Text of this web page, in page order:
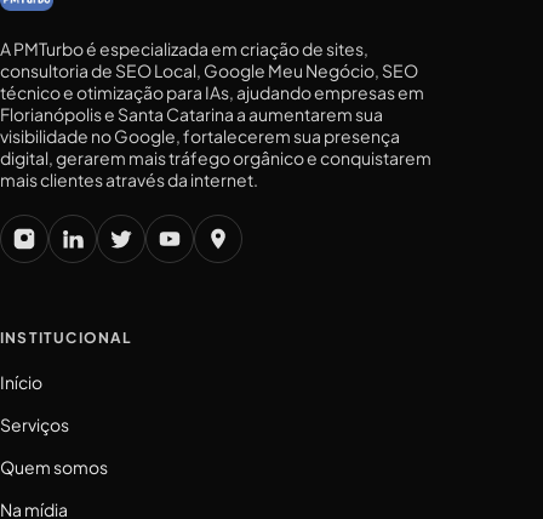
A PMTurbo é especializada em criação de sites,
consultoria de SEO Local, Google Meu Negócio, SEO
técnico e otimização para IAs, ajudando empresas em
Florianópolis e Santa Catarina a aumentarem sua
visibilidade no Google, fortalecerem sua presença
digital, gerarem mais tráfego orgânico e conquistarem
mais clientes através da internet.
INSTITUCIONAL
Início
Serviços
Quem somos
Na mídia